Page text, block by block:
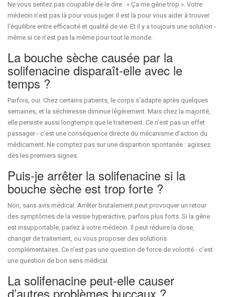
Ne vous sentez pas coupable de le dire : « Ça me gêne trop ». Votre
médecin n’est pas là pour vous juger. Il est là pour vous aider à trouver
l’équilibre entre efficacité et qualité de vie. Et il y a toujours une solution -
même si ce n’est pas la même pour tout le monde.
La bouche sèche causée par la
solifenacine disparaît-elle avec le
temps ?
Parfois, oui. Chez certains patients, le corps s’adapte après quelques
semaines, et la sécheresse diminue légèrement. Mais chez la majorité,
elle persiste aussi longtemps que le traitement. Ce n’est pas un effet
passager - c’est une conséquence directe du mécanisme d’action du
médicament. Ne comptez pas sur une disparition spontanée : agissez
dès les premiers signes.
Puis-je arrêter la solifenacine si la
bouche sèche est trop forte ?
Non, sans avis médical. Arrêter brutalement peut provoquer un retour
des symptômes de la vessie hyperactive, parfois plus forts. Si la gêne
est insupportable, parlez à votre médecin. Il peut réduire la dose,
changer de traitement, ou vous proposer des solutions
complémentaires. Ce n’est pas une question de force de volonté - c’est
une question de bon sens médical.
La solifenacine peut-elle causer
d’autres problèmes buccaux ?